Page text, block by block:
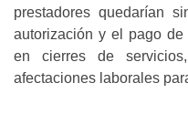
prestadores quedarían
autorización y el pago
en cierres de
afectaciones laborales